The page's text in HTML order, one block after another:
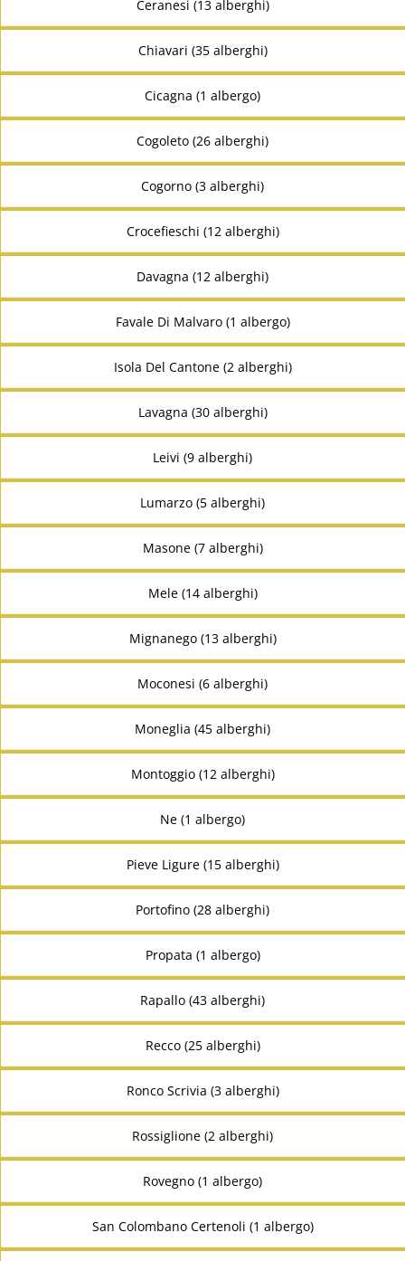
Ceranesi (13 alberghi)
Chiavari (35 alberghi)
Cicagna (1 albergo)
Cogoleto (26 alberghi)
Cogorno (3 alberghi)
Crocefieschi (12 alberghi)
Davagna (12 alberghi)
Favale Di Malvaro (1 albergo)
Isola Del Cantone (2 alberghi)
Lavagna (30 alberghi)
Leivi (9 alberghi)
Lumarzo (5 alberghi)
Masone (7 alberghi)
Mele (14 alberghi)
Mignanego (13 alberghi)
Moconesi (6 alberghi)
Moneglia (45 alberghi)
Montoggio (12 alberghi)
Ne (1 albergo)
Pieve Ligure (15 alberghi)
Portofino (28 alberghi)
Propata (1 albergo)
Rapallo (43 alberghi)
Recco (25 alberghi)
Ronco Scrivia (3 alberghi)
Rossiglione (2 alberghi)
Rovegno (1 albergo)
San Colombano Certenoli (1 albergo)